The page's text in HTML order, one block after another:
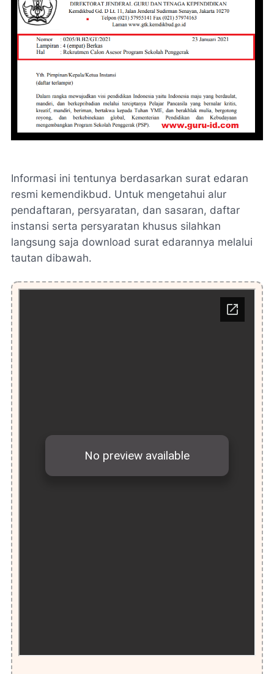
Informasi ini tentunya berdasarkan surat edaran
resmi kemendikbud. Untuk mengetahui alur
pendaftaran, persyaratan, dan sasaran, daftar
instansi serta persyaratan khusus silahkan
langsung saja download surat edarannya melalui
tautan dibawah.